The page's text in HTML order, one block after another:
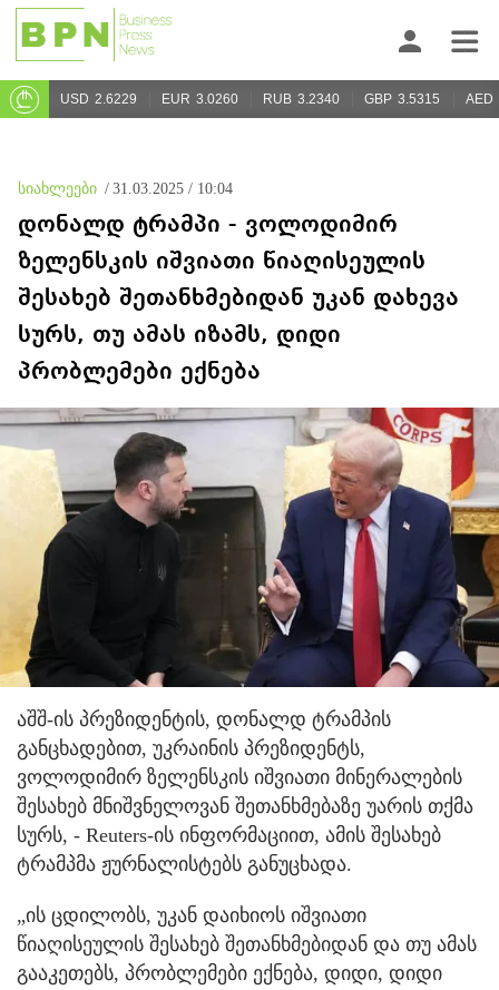
USD 2.6229 EUR 3.0260 RUB 3.2340 GBP 3.5315 AED
სიახლეები / 31.03.2025 / 10:04
დონალდ ტრამპი - ვოლოდიმირ
ზელენსკის იშვიათი წიაღისეულის
შესახებ შეთანხმებიდან უკან დახევა
სურს, თუ ამას იზამს, დიდი
პრობლემები ექნება
აშშ-ის პრეზიდენტის, დონალდ ტრამპის
განცხადებით, უკრაინის პრეზიდენტს,
ვოლოდიმირ ზელენსკის იშვიათი მინერალების
შესახებ მნიშვნელოვან შეთანხმებაზე უარის თქმა
სურს, - Reuters-ის ინფორმაციით, ამის შესახებ
ტრამპმა ჟურნალისტებს განუცხადა.
„ის ცდილობს, უკან დაიხიოს იშვიათი
წიაღისეულის შესახებ შეთანხმებიდან და თუ ამას
გააკეთებს, პრობლემები ექნება, დიდი, დიდი